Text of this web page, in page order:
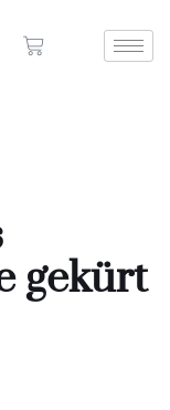
gekürt